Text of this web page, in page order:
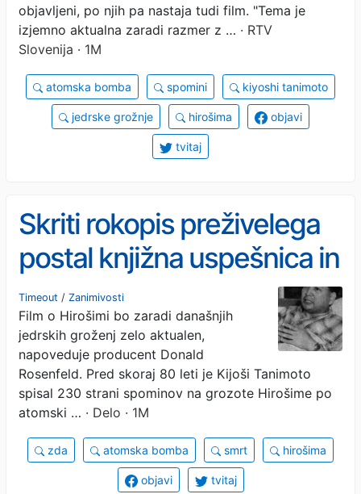
objavljeni, po njih pa nastaja tudi film. "Tema je
izjemno aktualna zaradi razmer z … · RTV
Slovenija · 1M
atomska bomba spomini kiyoshi tanimoto
jedrske grožnje hirošima objavi
tvitaj
Skriti rokopis preživelega
postal knjižna uspešnica in
navdih za film
Timeout / Zanimivosti
Film o Hirošimi bo zaradi današnjih
jedrskih groženj zelo aktualen,
napoveduje producent Donald
Rosenfeld. Pred skoraj 80 leti je Kijoši Tanimoto
spisal 230 strani spominov na grozote Hirošime po
atomski … · Delo · 1M
zda atomska bomba smrt hirošima
objavi tvitaj